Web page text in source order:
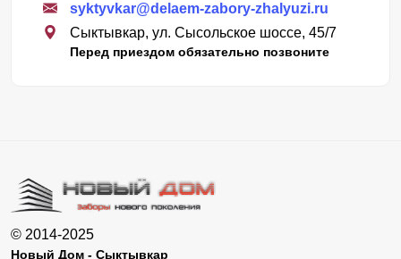
syktyvkar@delaem-zabory-zhalyuzi.ru
Сыктывкар, ул. Сысольское шоссе, 45/7
Перед приездом обязательно позвоните
© 2014-2025
Новый Дом - Сыктывкар